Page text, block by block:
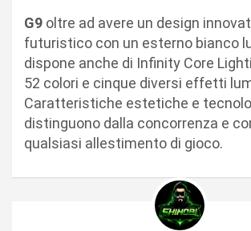
G9 oltre ad avere un design
futuristico con un esterno bianco
dispone anche di Infinity Core
52 colori e cinque diversi effetti
Caratteristiche estetiche e
distinguono dalla concorrenza e
qualsiasi allestimento di gioco.